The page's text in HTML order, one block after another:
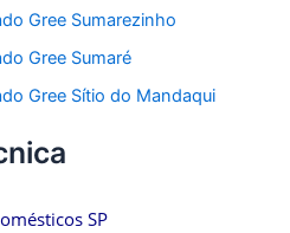
Gree Sumarezinho
Gree Sumaré
Gree Sítio do Mandaqui
SP